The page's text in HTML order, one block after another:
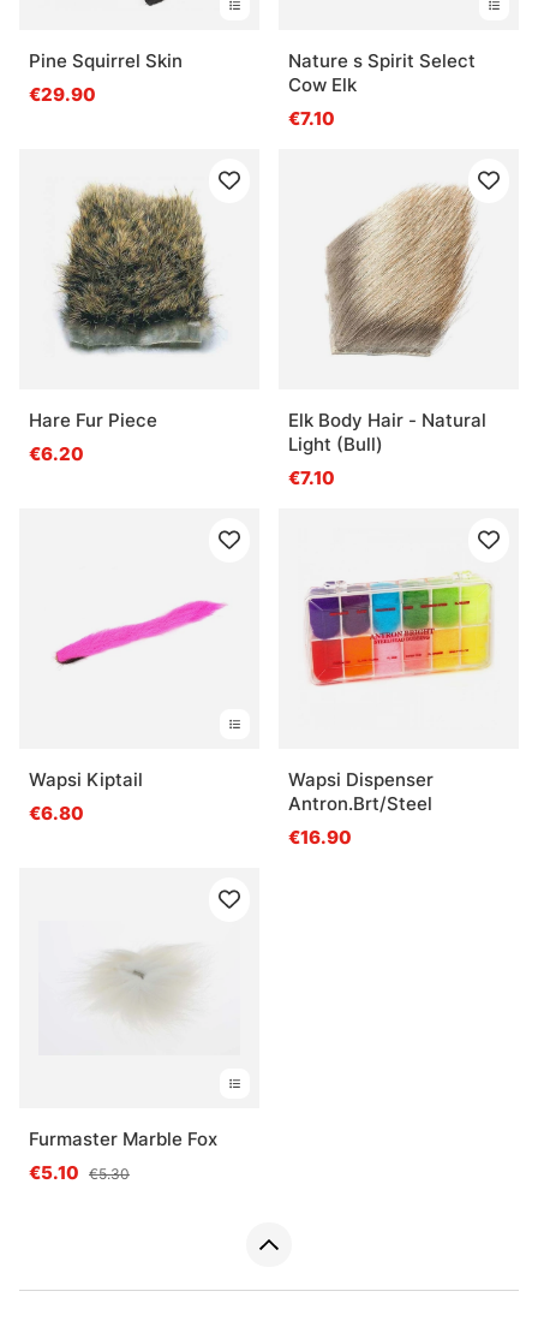
Pine Squirrel Skin
€29.90
Nature s Spirit Select
Cow Elk
€7.10
Hare Fur Piece
€6.20
Elk Body Hair - Natural
Light (Bull)
€7.10
Wapsi Kiptail
€6.80
Wapsi Dispenser
Antron.Brt/Steel
€16.90
Furmaster Marble Fox
€5.10 €5.30